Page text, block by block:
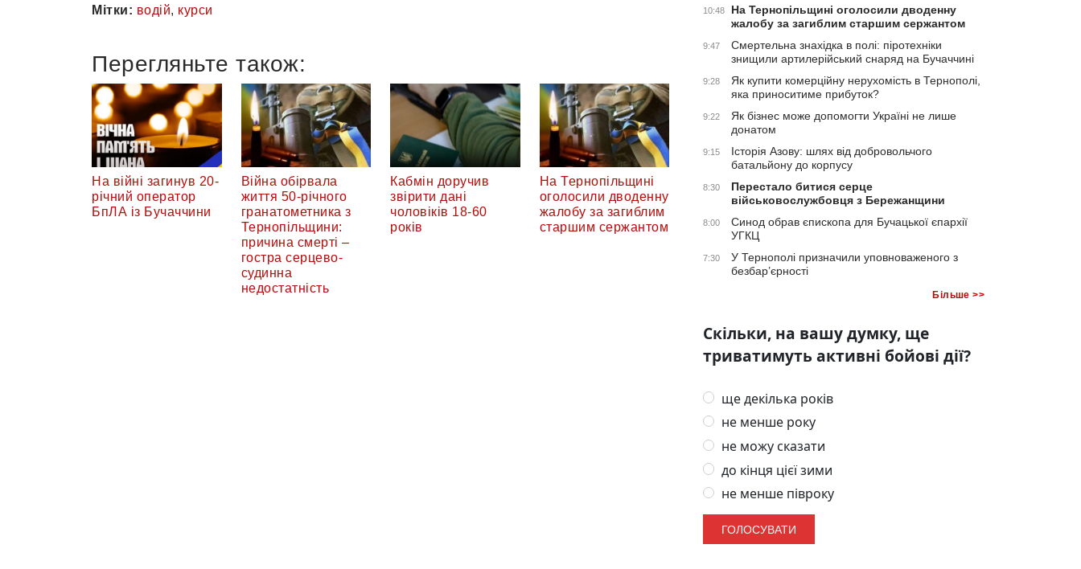
Мітки: водій, курси
Перегляньте також:
На війні загинув 20-
річний оператор
БпЛА із Бучаччини
Війна обірвала
життя 50-річного
гранатометника з
Тернопільщини:
причина смерті –
гостра серцево-
судинна
недостатність
Кабмін доручив
звірити дані
чоловіків 18-60
років
На Тернопільщині
оголосили дводенну
жалобу за загиблим
старшим сержантом
10:48
На Тернопільщині оголосили дводенну
жалобу за загиблим старшим сержантом
9:47
Смертельна знахідка в полі: піротехніки
знищили артилерійський снаряд на Бучаччині
9:28
Як купити комерційну нерухомість в Тернополі,
яка приноситиме прибуток?
9:22
Як бізнес може допомогти Україні не лише
донатом
9:15
Історія Азову: шлях від добровольчого
батальйону до корпусу
8:30
Перестало битися серце
військовослужбовця з Бережанщини
8:00
Синод обрав єпископа для Бучацької єпархії
УГКЦ
7:30
У Тернополі призначили уповноваженого з
безбар’єрності
Більше >>
Скільки, на вашу думку, ще
триватимуть активні бойові дії?
ще декілька років
не менше року
не можу сказати
до кінця цієї зими
не менше півроку